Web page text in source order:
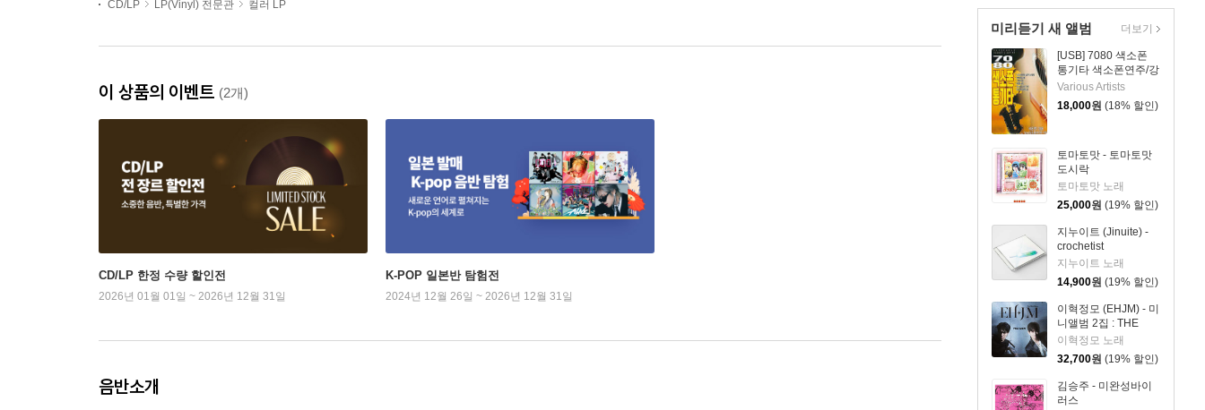
미리듣기 새 앨범
[USB] 7080 색소폰
통기타 색소폰연주/강
승용
Various Artists
18,000원 (18% 할인)
토마토맛 - 토마토맛
도시락
토마토맛 노래
25,000원 (19% 할인)
지누이트 (Jinuite) -
crochetist
지누이트 노래
14,900원 (19% 할인)
이혁정모 (EHJM) - 미
니앨범 2집 : THE
MEN
이혁정모 노래
32,700원 (19% 할인)
김승주 - 미완성바이
러스
더보기
CD/LP
LP(Vinyl) 전문관 컬러 LP
이 상품의 이벤트 (2개)
CD/LP 한정 수량 할인전
2026년 01월 01일 ~ 2026년 12월 31일
K-POP 일본반 탐험전
2024년 12월 26일 ~ 2026년 12월 31일
음반소개